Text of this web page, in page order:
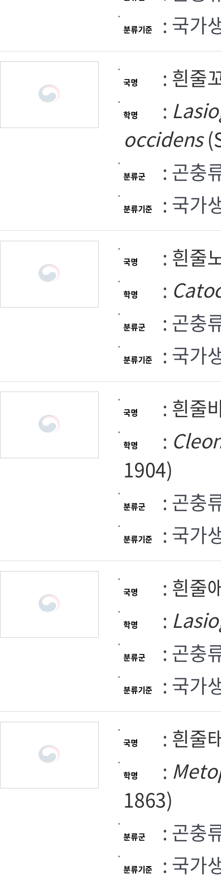
분류기준 : 국가
국명 : 흰줄
학명 :
occidens
분류군 : 곤충
분류기준 : 국가
국명 : 흰줄
학명 :
분류군 : 곤충
분류기준 : 국가
국명 : 흰줄
학명 :
1904)
분류군 : 곤충
분류기준 : 국가
국명 : 흰줄
학명 :
분류군 : 곤충
분류기준 : 국가
국명 : 흰줄
학명 :
1863)
분류군 : 곤충
분류기준 : 국가